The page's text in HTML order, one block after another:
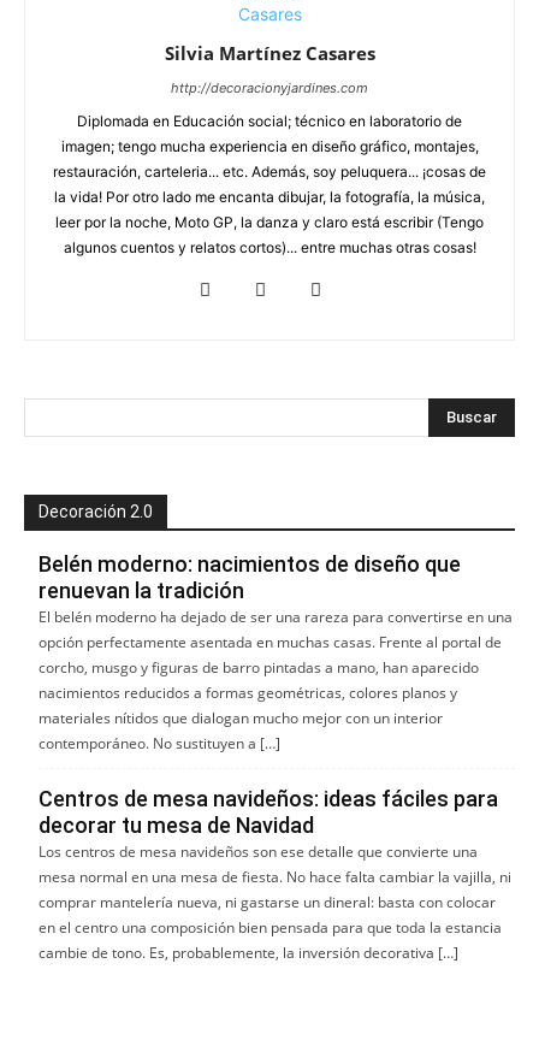
Silvia Martínez Casares
http://decoracionyjardines.com
Diplomada en Educación social; técnico en laboratorio de
imagen; tengo mucha experiencia en diseño gráfico, montajes,
restauración, carteleria... etc. Además, soy peluquera... ¡cosas de
la vida! Por otro lado me encanta dibujar, la fotografía, la música,
leer por la noche, Moto GP, la danza y claro está escribir (Tengo
algunos cuentos y relatos cortos)... entre muchas otras cosas!
Decoración 2.0
Belén moderno: nacimientos de diseño que
renuevan la tradición
El belén moderno ha dejado de ser una rareza para convertirse en una
opción perfectamente asentada en muchas casas. Frente al portal de
corcho, musgo y figuras de barro pintadas a mano, han aparecido
nacimientos reducidos a formas geométricas, colores planos y
materiales nítidos que dialogan mucho mejor con un interior
contemporáneo. No sustituyen a […]
Centros de mesa navideños: ideas fáciles para
decorar tu mesa de Navidad
Los centros de mesa navideños son ese detalle que convierte una
mesa normal en una mesa de fiesta. No hace falta cambiar la vajilla, ni
comprar mantelería nueva, ni gastarse un dineral: basta con colocar
en el centro una composición bien pensada para que toda la estancia
cambie de tono. Es, probablemente, la inversión decorativa […]